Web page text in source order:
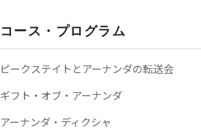
コース・プログラム
ピークステイトとアーナンダの転送会
ギフト・オブ・アーナンダ
アーナンダ・ディクシャ